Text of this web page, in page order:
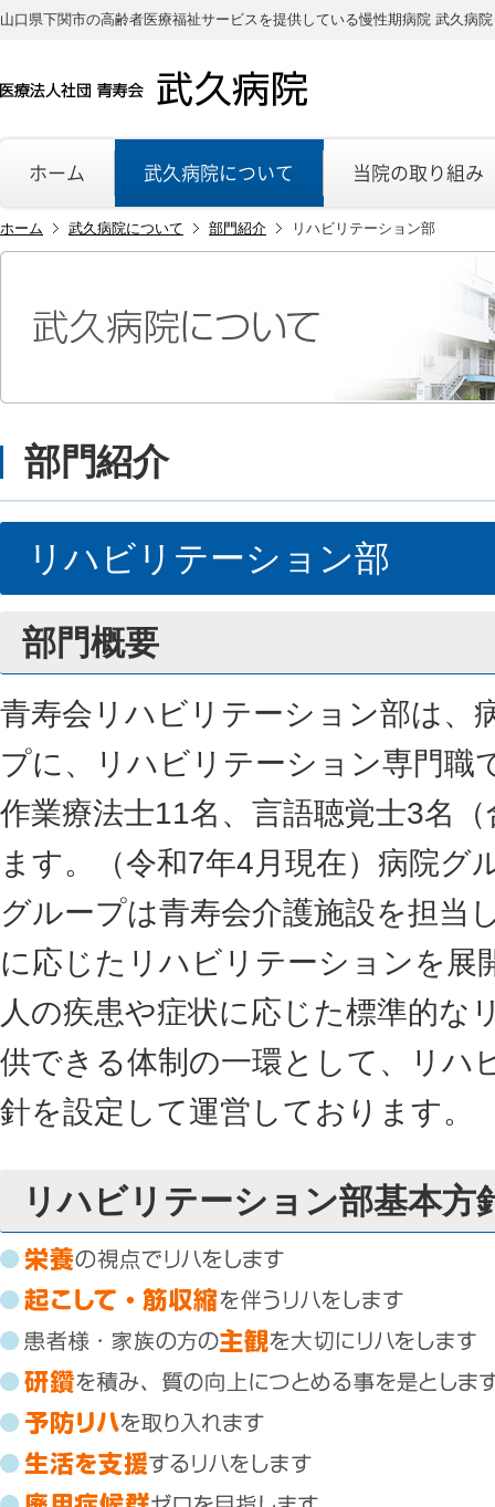
山口県下関市の高齢者医療福祉サービスを提供している慢性期病院 武久病院
ホーム 武久病院について 当院の取り組み
ホーム 武久病院について 部門紹介 リハビリテーション部
部門紹介
リハビリテーション部
部門概要
青寿会リハビリテーション部は、
プに、リハビリテーション専門職
作業療法士11名、言語聴覚士3名
ます。（令和7年4月現在）病院グ
グループは青寿会介護施設を担当
に応じたリハビリテーションを展
人の疾患や症状に応じた標準的な
供できる体制の一環として、リハ
針を設定して運営しております。
リハビリテーション部基本方